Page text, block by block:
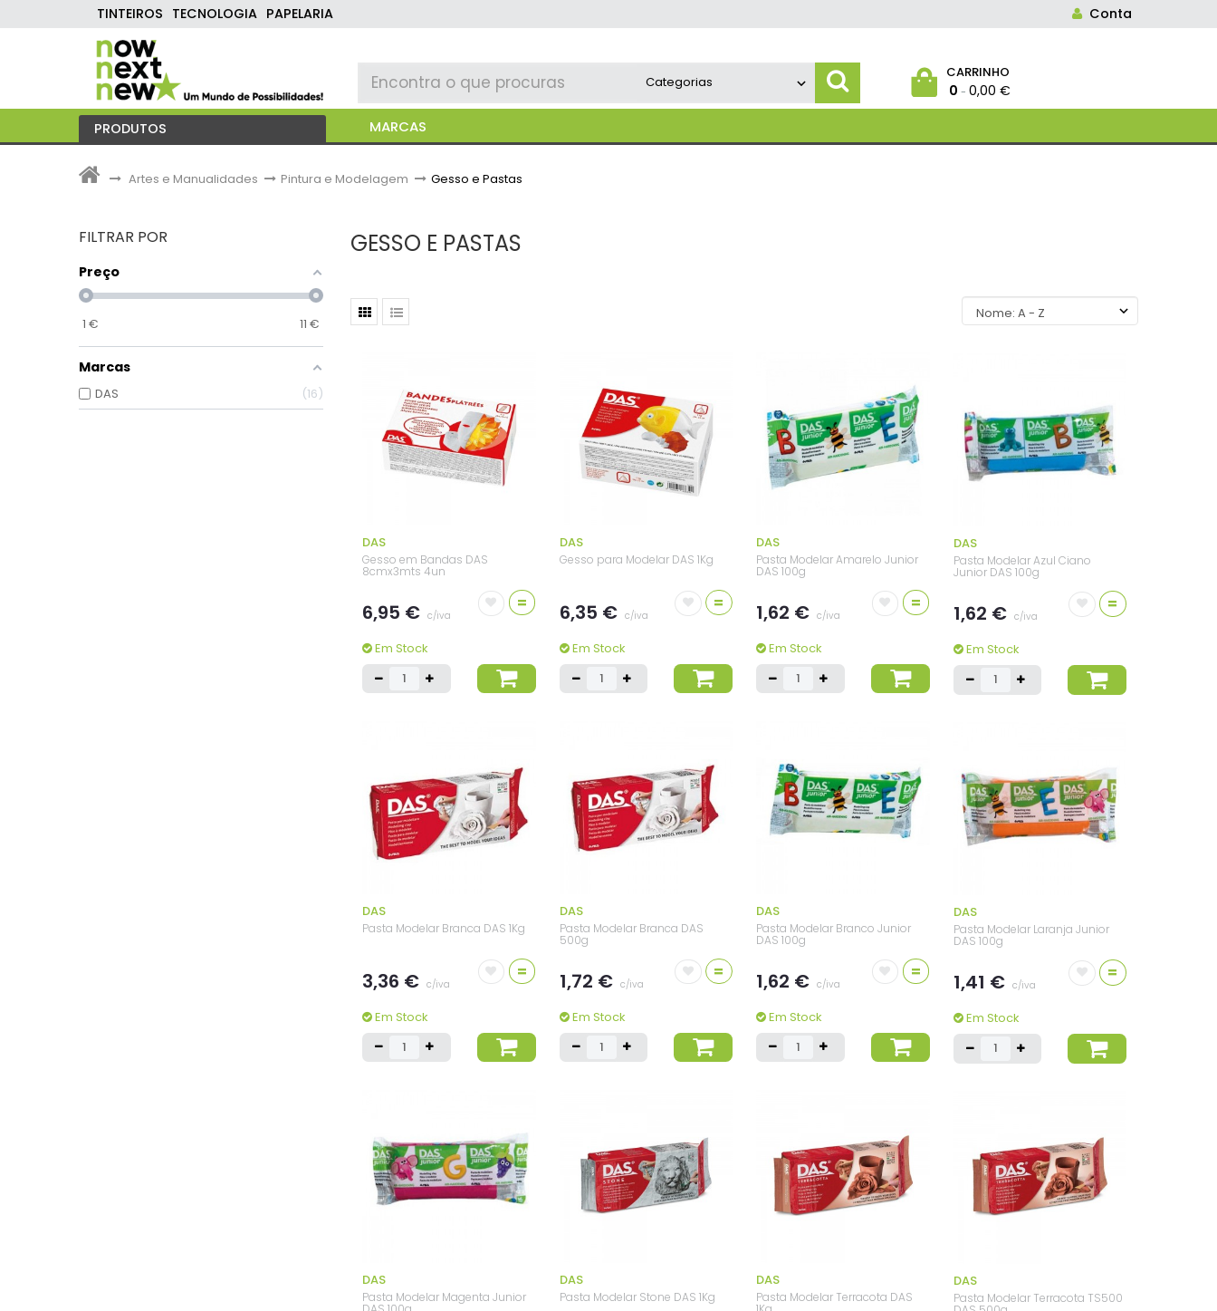
TINTEIROS TECNOLOGIA PAPELARIA Conta
CARRINHO
0 - 0,00 €
PRODUTOS MARCAS
> Artes e Manualidades > Pintura e Modelagem > Gesso e Pastas
FILTRAR POR
Preço
1 € 11 €
Marcas
DAS 16
GESSO E PASTAS
DAS
Gesso em Bandas DAS
8cmx3mts 4un
6,95 € c/iva
=
Em Stock
DAS
Gesso para Modelar DAS 1Kg
6,35 € c/iva
=
Em Stock
DAS
Pasta Modelar Amarelo Junior
DAS 100g
1,62 € c/iva
=
Em Stock
DAS
Pasta Modelar Azul Ciano
Junior DAS 100g
1,62 € c/iva
=
Em Stock
DAS
Pasta Modelar Branca DAS 1Kg
3,36 € c/iva
=
Em Stock
DAS
Pasta Modelar Branca DAS
500g
1,72 € c/iva
=
Em Stock
DAS
Pasta Modelar Branco Junior
DAS 100g
1,62 € c/iva
=
Em Stock
DAS
Pasta Modelar Laranja Junior
DAS 100g
1,41 € c/iva
=
Em Stock
DAS
Pasta Modelar Magenta Junior
DAS
Pasta Modelar Stone DAS 1Kg
DAS
Pasta Modelar Terracota DAS
DAS
Pasta Modelar Terracota TS500